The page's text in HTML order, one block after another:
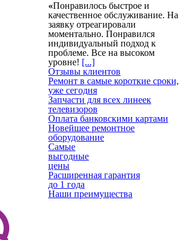
«Понравилось быстрое и
качественное обслуживание. На
заявку отреагировали
моментально. Понравился
индивидуальный подход к
проблеме. Все на высоком
уровне! [...]
Отзывы клиентов
Ремонт в самые короткие сроки,
уже сегодня
Запчасти для всех линеек
телевизоров
Оплата банковскими картами
Новейшее ремонтное
оборудование
Самые
выгодные
цены
Расширенная гарантия
до 1 года
Наши преимущества